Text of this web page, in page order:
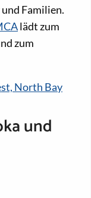
Familien.
lädt zum
zum
North Bay
und